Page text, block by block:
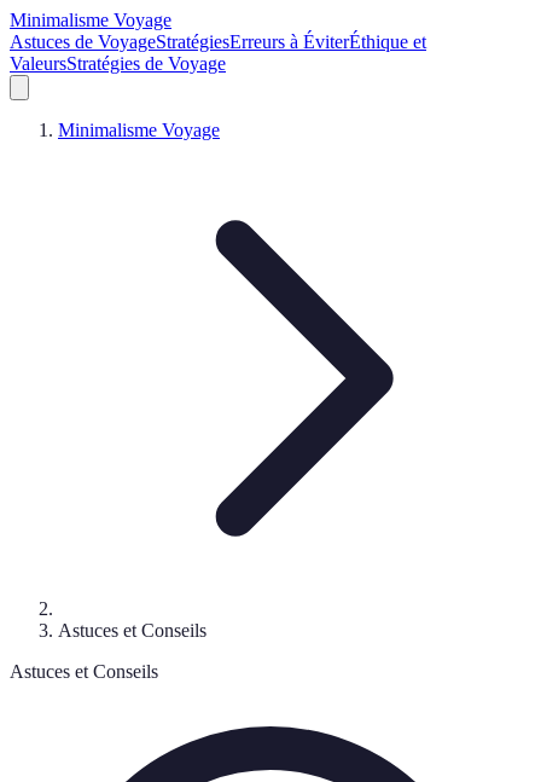
Minimalisme Voyage
Astuces de VoyageStratégiesErreurs à ÉviterÉthique et
ValeursStratégies de Voyage
Minimalisme Voyage
Astuces et Conseils
Astuces et Conseils